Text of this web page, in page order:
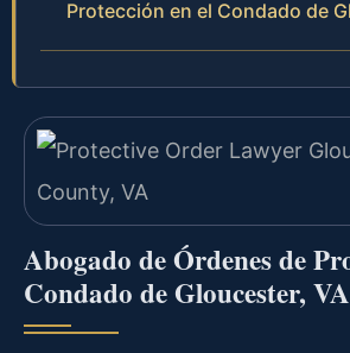
Protección en el Condado de
Abogado de Órdenes de
Condado de Gloucester, VA